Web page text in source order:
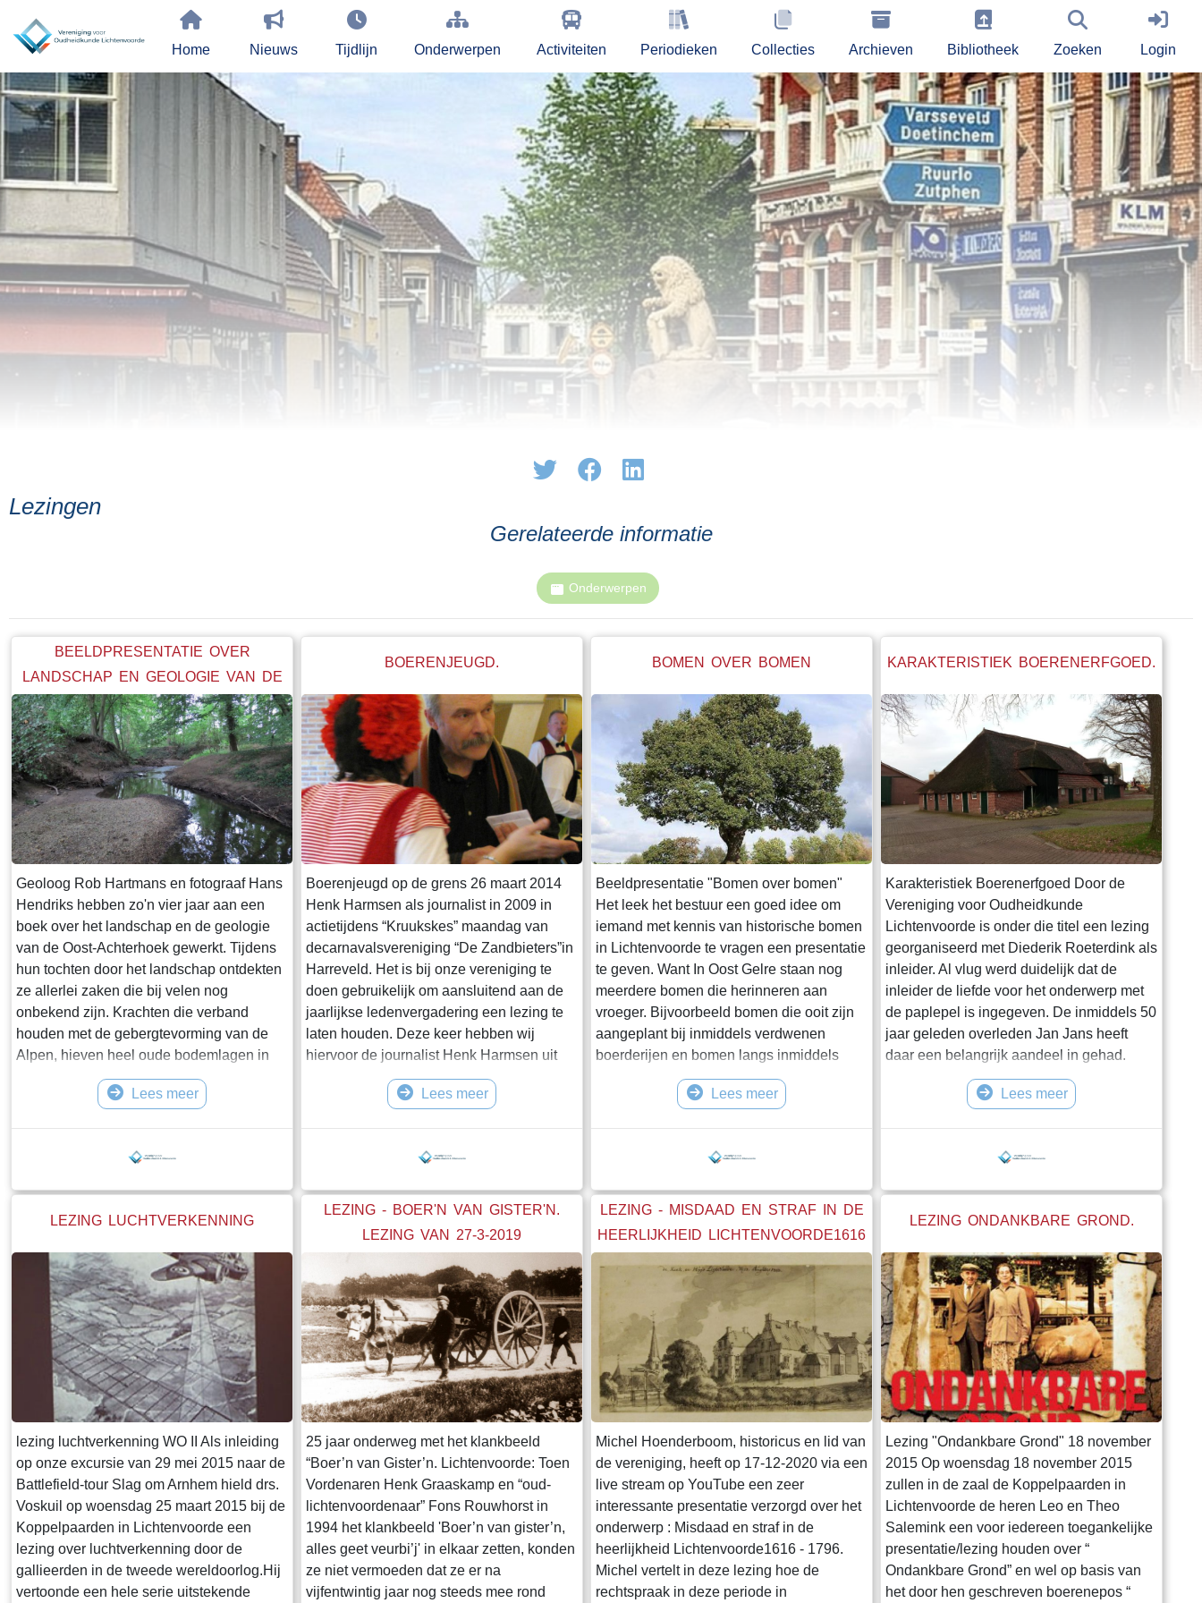
Home Nieuws Tijdlijn Onderwerpen Activiteiten Periodieken Collecties Archieven Bibliotheek Zoeken Login
Lezingen
Gerelateerde informatie
Onderwerpen
BEELDPRESENTATIE OVER
LANDSCHAP EN GEOLOGIE VAN DE
OOST-ACHTERHOEK.
Geoloog Rob Hartmans en fotograaf Hans
Hendriks hebben zo'n vier jaar aan een
boek over het landschap en de geologie
van de Oost-Achterhoek gewerkt. Tijdens
hun tochten door het landschap ontdekten
ze allerlei zaken die bij velen nog
onbekend zijn. Krachten die verband
houden met de gebergtevorming van de
Alpen, hieven heel oude bodemlagen in
de Oost-Achterhoek op, zodat deze lagen
nu aan de oppervlakte liggen. Maar los
geweest op de hedendaagse
Lees meer
BOERENJEUGD.
Boerenjeugd op de grens 26 maart 2014
Henk Harmsen als journalist in 2009 in
actietijdens “Kruukskes” maandag van
decarnavalsvereniging “De Zandbieters”in
Harreveld. Het is bij onze vereniging te
doen gebruikelijk om aansluitend aan de
jaarlijkse ledenvergadering een lezing te
laten houden. Deze keer hebben wij
hiervoor de journalist Henk Harmsen uit
Stokkum uitgenodigd. Hij zal aan de hand
van foto’s vertellen over “Boerenjeugd op
van 1951 tot 1967 op de
Lees meer
BOMEN OVER BOMEN
Beeldpresentatie "Bomen over bomen"
Het leek het bestuur een goed idee om
iemand met kennis van historische bomen
in Lichtenvoorde te vragen een presentatie
te geven. Want In Oost Gelre staan nog
meerdere bomen die herinneren aan
vroeger. Bijvoorbeeld bomen die ooit zijn
aangeplant bij inmiddels verdwenen
boerderijen en bomen langs inmiddels
verdwenen zandwegen. Op 26 november
heeft Carel ten Have deze presentatie
Bomenwacht adviseert de gemeente over
herstel en behoud v
Lees meer
KARAKTERISTIEK BOERENERFGOED.
Karakteristiek Boerenerfgoed Door de
Vereniging voor Oudheidkunde
Lichtenvoorde is onder die titel een lezing
georganiseerd met Diederik Roeterdink als
inleider. Al vlug werd duidelijk dat de
inleider de liefde voor het onderwerp met
de paplepel is ingegeven. De inmiddels 50
jaar geleden overleden Jan Jans heeft
daar een belangrijk aandeel in gehad.
Het geboortehuis van Roeterdink is in één
van de boeken ( Landelijke bouwkunst in
alsook de plattegrond. De geboorteplaats
Lees meer
LEZING LUCHTVERKENNING
lezing luchtverkenning WO II Als inleiding
op onze excursie van 29 mei 2015 naar de
Battlefield-tour Slag om Arnhem hield drs.
Voskuil op woensdag 25 maart 2015 bij de
Koppelpaarden in Lichtenvoorde een
lezing over luchtverkenning door de
gallieerden in de tweede wereldoorlog.Hij
vertoonde een hele serie uitstekende
LEZING - BOER'N VAN GISTER'N.
LEZING VAN 27-3-2019
25 jaar onderweg met het klankbeeld
“Boer’n van Gister’n. Lichtenvoorde: Toen
Vordenaren Henk Graaskamp en “oud-
lichtenvoordenaar” Fons Rouwhorst in
1994 het klankbeeld 'Boer’n van gister’n,
alles geet veurbi’j' in elkaar zetten, konden
ze niet vermoeden dat ze er na
vijfentwintig jaar nog steeds mee rond
LEZING - MISDAAD EN STRAF IN DE
HEERLIJKHEID LICHTENVOORDE1616
Michel Hoenderboom, historicus en lid van
de vereniging, heeft op 17-12-2020 via een
live stream op YouTube een zeer
interessante presentatie verzorgd over het
onderwerp : Misdaad en straf in de
heerlijkheid Lichtenvoorde1616 - 1796.
Michel vertelt in deze lezing hoe de
rechtspraak in deze periode in
LEZING ONDANKBARE GROND.
Lezing "Ondankbare Grond" 18 november
2015 Op woensdag 18 november 2015
zullen in de zaal de Koppelpaarden in
Lichtenvoorde de heren Leo en Theo
Salemink een voor iedereen toegankelijke
presentatie/lezing houden over “
Ondankbare Grond” en wel op basis van
het door hen geschreven boerenepos “